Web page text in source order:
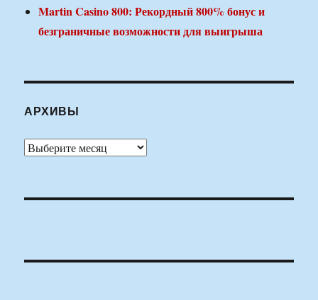
Martin Casino 800: Рекордный 800% бонус и
безграничные возможности для выигрыша
АРХИВЫ
Архивы